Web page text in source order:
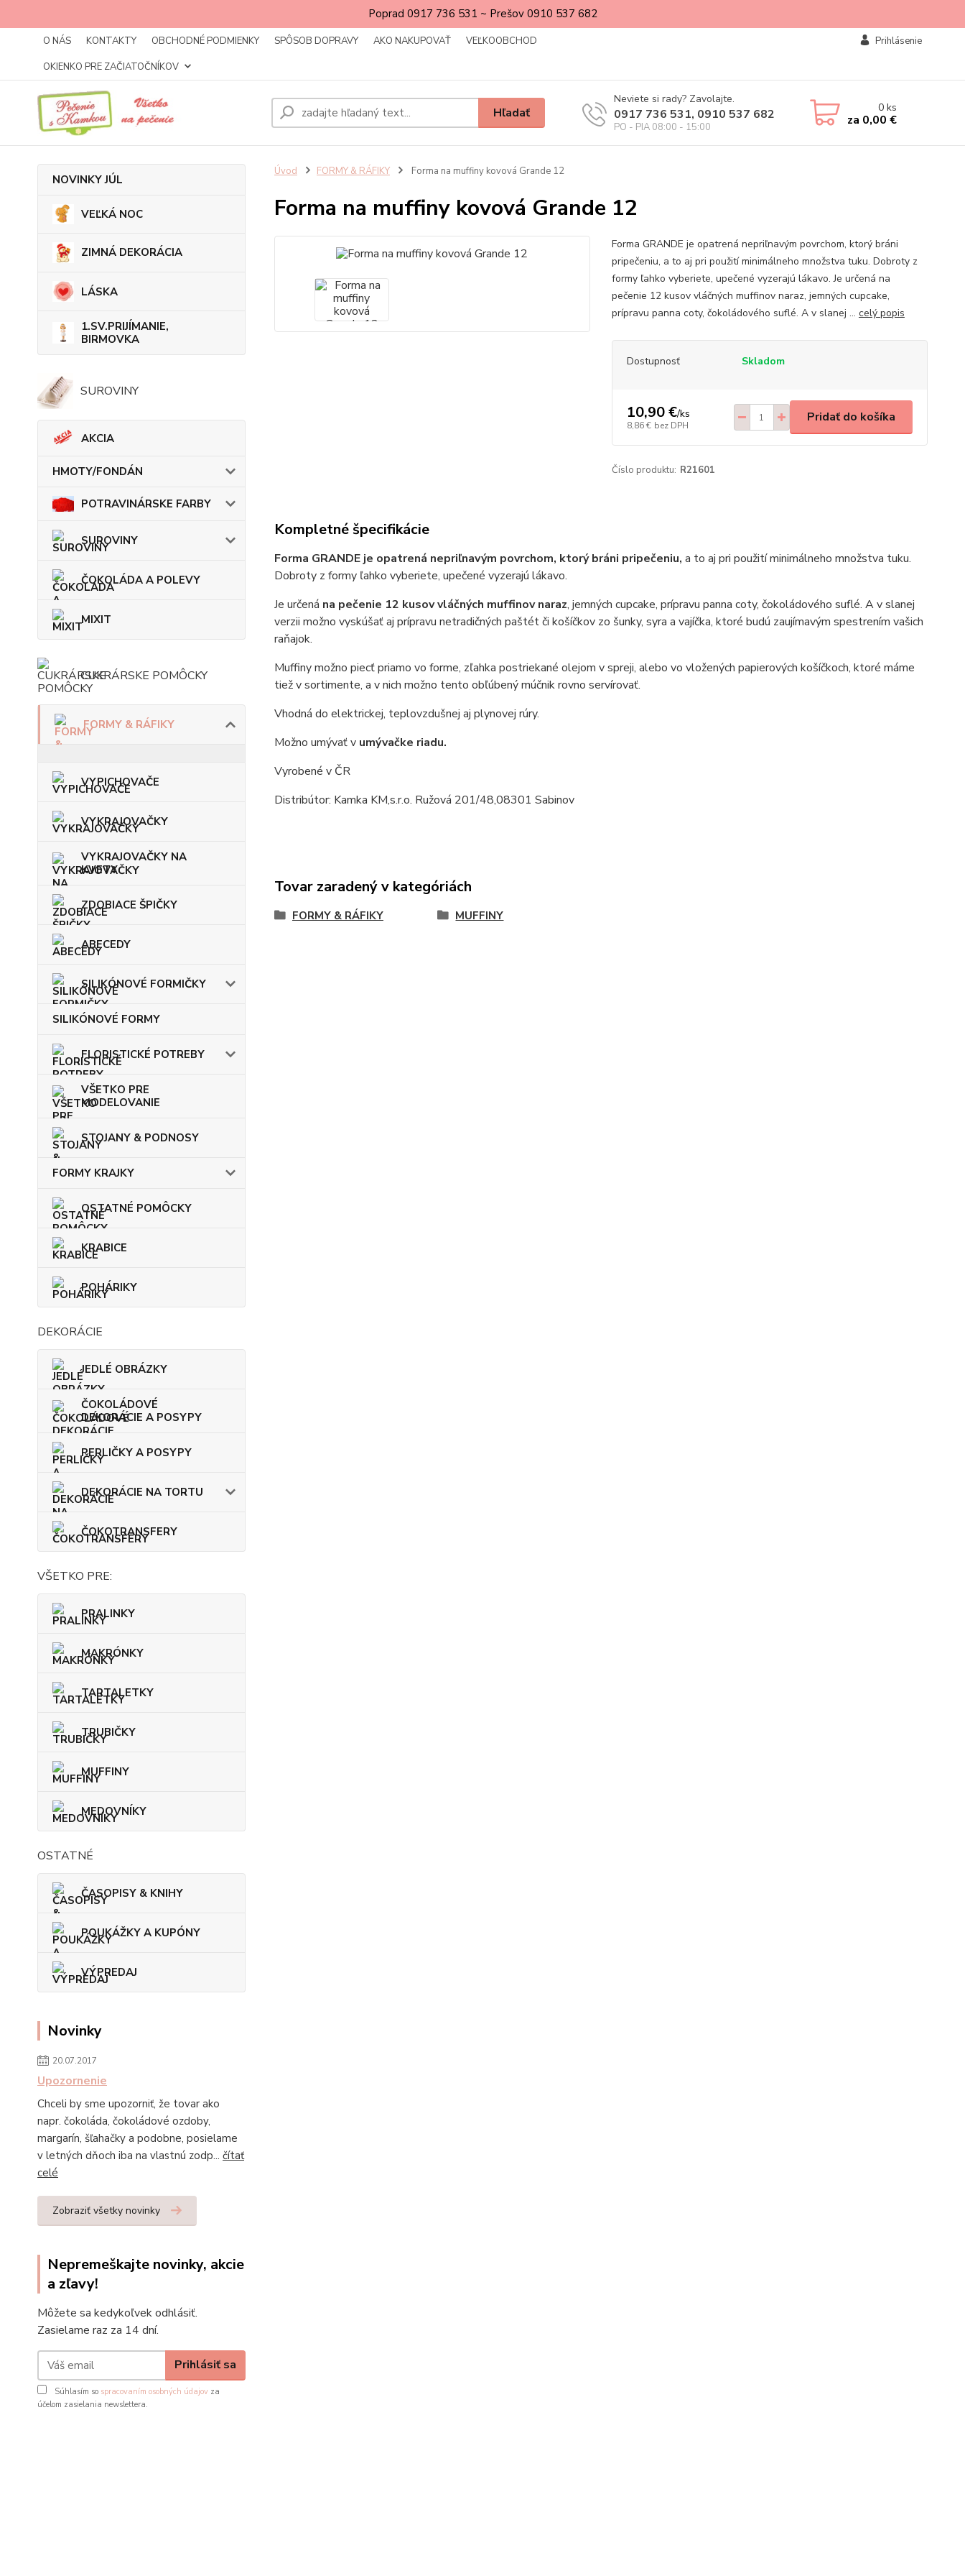
Poprad 0917 736 531 ~ Prešov 0910 537 682
O NÁS KONTAKTY OBCHODNÉ PODMIENKY SPÔSOB DOPRAVY AKO NAKUPOVAŤ
VEĽKOOBCHOD
OKIENKO PRE ZAČIATOČNÍKOV
Prihlásenie
Hľadať
Neviete si rady? Zavolajte.
0917 736 531, 0910 537 682
PO - PIA 08:00 - 15:00
0ks
za 0,00 €
NOVINKY JÚL
VEĽKÁ NOC
ZIMNÁ DEKORÁCIA
LÁSKA
1.SV.PRIJÍMANIE,
BIRMOVKA
SUROVINY
AKCIA
HMOTY/FONDÁN
POTRAVINÁRSKE FARBY
SUROVINY
ČOKOLÁDA A POLEVY
MIXIT
CUKRÁRSKE POMÔCKY
FORMY & RÁFIKY
VYPICHOVAČE
VYKRAJOVAČKY
VYKRAJOVAČKY NA
KVETY
ZDOBIACE ŠPIČKY
ABECEDY
SILIKÓNOVÉ FORMIČKY
SILIKÓNOVÉ FORMY
FLORISTICKÉ POTREBY
VŠETKO PRE
MODELOVANIE
STOJANY & PODNOSY
FORMY KRAJKY
OSTATNÉ POMÔCKY
KRABICE
POHÁRIKY
DEKORÁCIE
JEDLÉ OBRÁZKY
ČOKOLÁDOVÉ
DEKORÁCIE A POSYPY
PERLIČKY A POSYPY
DEKORÁCIE NA TORTU
ČOKOTRANSFERY
VŠETKO PRE:
PRALINKY
MAKRÓNKY
TARTALETKY
TRUBIČKY
MUFFINY
MEDOVNÍKY
OSTATNÉ
ČASOPISY & KNIHY
POUKÁŽKY A KUPÓNY
VÝPREDAJ
Novinky
20.07.2017
Upozornenie
Chceli by sme upozorniť, že tovar ako
napr. čokoláda, čokoládové ozdoby,
margarín, šľahačky a podobne, posielame
v letných dňoch iba na vlastnú zodp... čítať
celé
Zobraziť všetky novinky
Nepremeškajte novinky, akcie
a zľavy!
Môžete sa kedykoľvek odhlásiť.
Zasielame raz za 14 dní.
Prihlásiť sa
Súhlasím so spracovaním osobných údajov za
účelom zasielania newslettera.
Úvod FORMY & RÁFIKY Forma na muffiny kovová Grande 12
Forma na muffiny kovová Grande 12
Forma GRANDE je opatrená nepriľnavým povrchom, ktorý bráni
pripečeniu, a to aj pri použití minimálneho množstva tuku. Dobroty z
formy ľahko vyberiete, upečené vyzerajú lákavo. Je určená na
pečenie 12 kusov vláčných muffinov naraz, jemných cupcake,
prípravu panna coty, čokoládového suflé. A v slanej ... celý popis
Dostupnosť Skladom
10,90 €/ks
8,86 € bez DPH
Pridať do košíka
Číslo produktu: R21601
Kompletné špecifikácie
Forma GRANDE je opatrená nepriľnavým povrchom, ktorý bráni pripečeniu, a to aj pri použití minimálneho množstva tuku.
Dobroty z formy ľahko vyberiete, upečené vyzerajú lákavo.
Je určená na pečenie 12 kusov vláčných muffinov naraz, jemných cupcake, prípravu panna coty, čokoládového suflé. A v slanej
verzii možno vyskúšať aj prípravu netradičných paštét či košíčkov zo šunky, syra a vajíčka, ktoré budú zaujímavým spestrením vašich
raňajok.
Muffiny možno piecť priamo vo forme, zľahka postriekané olejom v spreji, alebo vo vložených papierových košíčkoch, ktoré máme
tiež v sortimente, a v nich možno tento obľúbený múčnik rovno servírovať.
Vhodná do elektrickej, teplovzdušnej aj plynovej rúry.
Možno umývať vumývačke riadu.
Vyrobené v ČR
Distribútor: Kamka KM,s.r.o. Ružová 201/48,08301 Sabinov
Tovar zaradený v kategóriách
FORMY & RÁFIKY MUFFINY